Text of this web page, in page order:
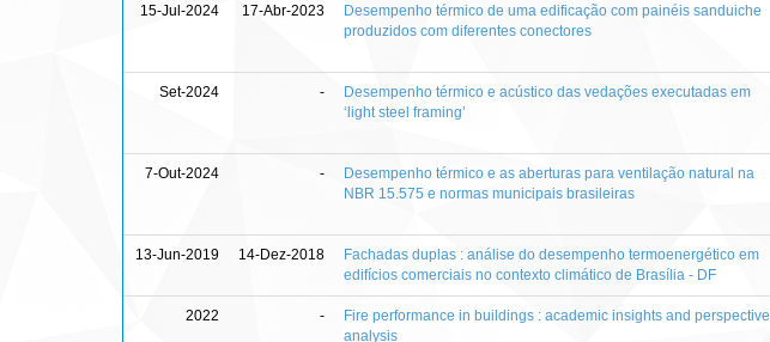
15-Jul-2024 17-Abr-2023
Desempenho térmico de uma edificação com painéis sanduiche
produzidos com diferentes conectores
Set-2024 -
Desempenho térmico e acústico das vedações executadas em
‘light steel framing’
7-Out-2024 -
Desempenho térmico e as aberturas para ventilação natural na
NBR 15.575 e normas municipais brasileiras
13-Jun-2019 14-Dez-2018
Fachadas duplas : análise do desempenho termoenergético em
edifícios comerciais no contexto climático de Brasília - DF
2022 -
Fire performance in buildings : academic insights and perspective
analysis